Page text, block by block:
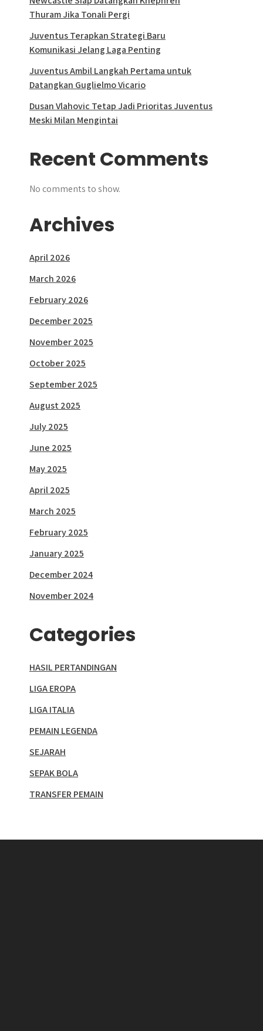
Thuram Jika Tonali Pergi
Juventus Terapkan Strategi Baru
Komunikasi Jelang Laga Penting
Juventus Ambil Langkah Pertama untuk
Datangkan Guglielmo Vicario
Dusan Vlahovic Tetap Jadi Prioritas Juventus
Meski Milan Mengintai
Recent Comments
No comments to show.
Archives
April 2026
March 2026
February 2026
December 2025
November 2025
October 2025
September 2025
August 2025
July 2025
June 2025
May 2025
April 2025
March 2025
February 2025
January 2025
December 2024
November 2024
Categories
HASIL PERTANDINGAN
LIGA EROPA
LIGA ITALIA
PEMAIN LEGENDA
SEJARAH
SEPAK BOLA
TRANSFER PEMAIN